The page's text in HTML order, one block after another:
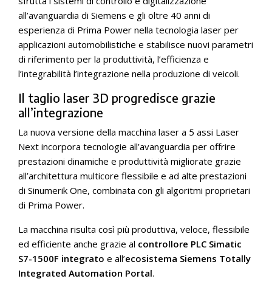
all’avanguardia di Siemens e gli oltre 40 anni di
esperienza di Prima Power nella tecnologia laser per
applicazioni automobilistiche e stabilisce nuovi parametri
di riferimento per la produttività, l’efficienza e
l’integrabilità l’integrazione nella produzione di veicoli.
Il taglio laser 3D progredisce grazie
all’integrazione
La nuova versione della macchina laser a 5 assi Laser
Next incorpora tecnologie all’avanguardia per offrire
prestazioni dinamiche e produttività migliorate grazie
all’architettura multicore flessibile e ad alte prestazioni
di Sinumerik One, combinata con gli algoritmi proprietari
di Prima Power.
La macchina risulta così più produttiva, veloce, flessibile
ed efficiente anche grazie al controllore PLC Simatic
S7-1500F integrato e all’ecosistema Siemens Totally
Integrated Automation Portal.